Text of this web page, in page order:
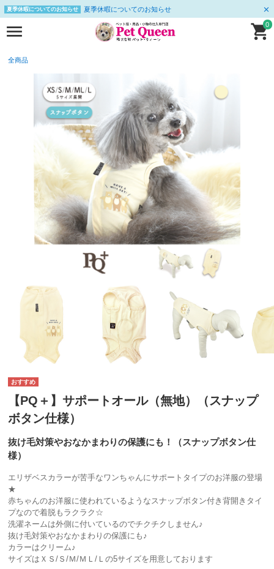
夏季休暇についてのお知らせ 夏季休暇についてのお知らせ
0
全商品
【PQ＋】サポートオール（無地）（スナップ
ボタン仕様）
抜け毛対策やおなかまわりの保護にも！（スナップボタン仕
様）
エリザベスカラーが苦手なワンちゃんにサポートタイプのお洋服の登場
★
赤ちゃんのお洋服に使われているようなスナップボタン付き背開きタイ
プなので着脱もラクラク☆
洗濯ネームは外側に付いているのでチクチクしません♪
抜け毛対策やおなかまわりの保護にも♪
カラーはクリーム♪
サイズはＸＳ/Ｓ/Ｍ/ＭＬ/Ｌの5サイズを用意しております